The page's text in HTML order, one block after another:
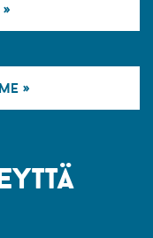
»